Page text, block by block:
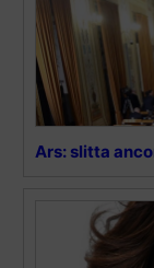
Ars: slitta